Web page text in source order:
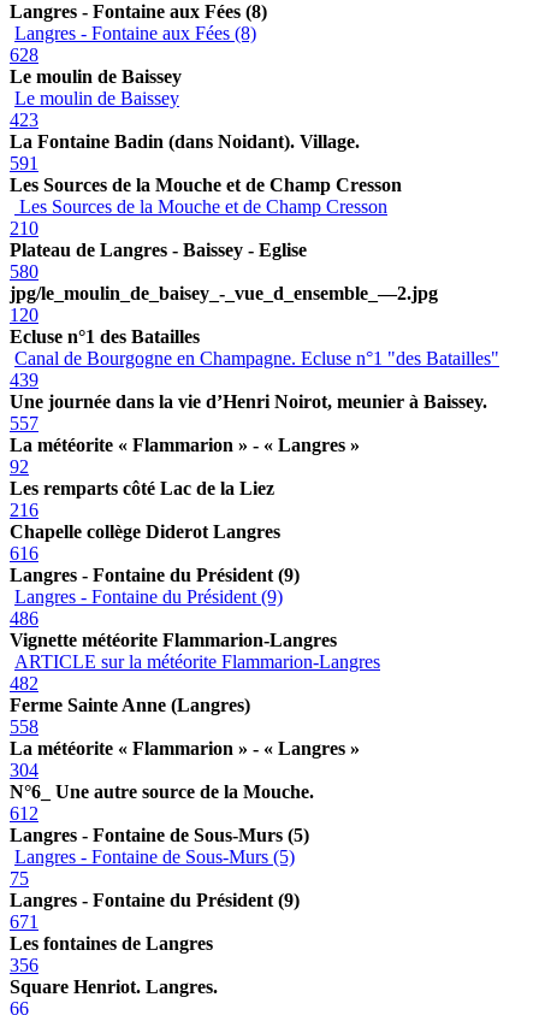
Langres - Fontaine aux Fées (8)
Langres - Fontaine aux Fées (8)
628
Le moulin de Baissey
Le moulin de Baissey
423
La Fontaine Badin (dans Noidant). Village.
591
Les Sources de la Mouche et de Champ Cresson
Les Sources de la Mouche et de Champ Cresson
210
Plateau de Langres - Baissey - Eglise
580
jpg/le_moulin_de_baisey_-_vue_d_ensemble_—2.jpg
120
Ecluse n°1 des Batailles
Canal de Bourgogne en Champagne. Ecluse n°1 "des Batailles"
439
Une journée dans la vie d’Henri Noirot, meunier à Baissey.
557
La météorite « Flammarion » - « Langres »
92
Les remparts côté Lac de la Liez
216
Chapelle collège Diderot Langres
616
Langres - Fontaine du Président (9)
Langres - Fontaine du Président (9)
486
Vignette météorite Flammarion-Langres
ARTICLE sur la météorite Flammarion-Langres
482
Ferme Sainte Anne (Langres)
558
La météorite « Flammarion » - « Langres »
304
N°6_ Une autre source de la Mouche.
612
Langres - Fontaine de Sous-Murs (5)
Langres - Fontaine de Sous-Murs (5)
75
Langres - Fontaine du Président (9)
671
Les fontaines de Langres
356
Square Henriot. Langres.
66